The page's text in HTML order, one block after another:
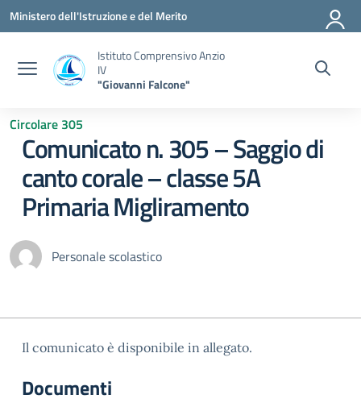
Vai ai contenuti
Vai al menu di navigazione
Vai al footer
Ministero dell'Istruzione e del Merito
Istituto Comprensivo Anzio
IV
"Giovanni Falcone"
Circolare 305
Comunicato n. 305 – Saggio di
canto corale – classe 5A
Primaria Migliramento
Personale scolastico
Il comunicato è disponibile in allegato.
Documenti